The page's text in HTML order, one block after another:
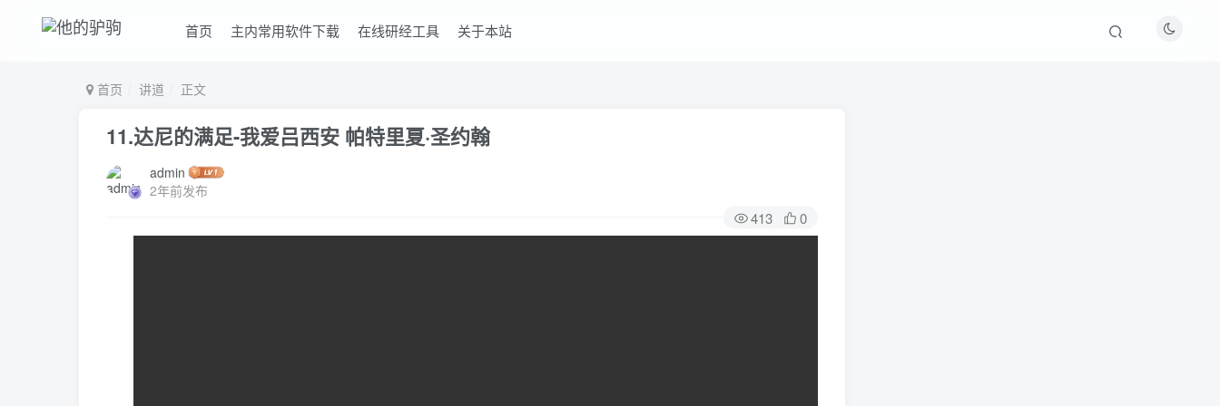
首页 主内常用软件下载 在线研经工具 关于本站
首页 讲道 正文
11.达尼的满足-我爱吕西安 帕特里夏·圣约翰
admin
2年前发布
413 0